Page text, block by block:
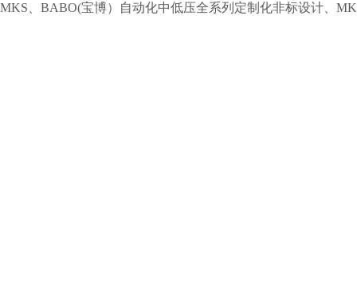
MKS、BABO(宝博）自动化中低压全系列定制化非标设计、